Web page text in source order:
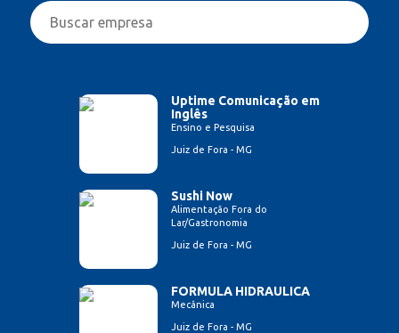
Uptime Comunicação em
Inglês
Ensino e Pesquisa
Juiz de Fora - MG
Sushi Now
Alimentação Fora do
Lar/Gastronomia
Juiz de Fora - MG
FORMULA HIDRAULICA
Mecânica
Juiz de Fora - MG